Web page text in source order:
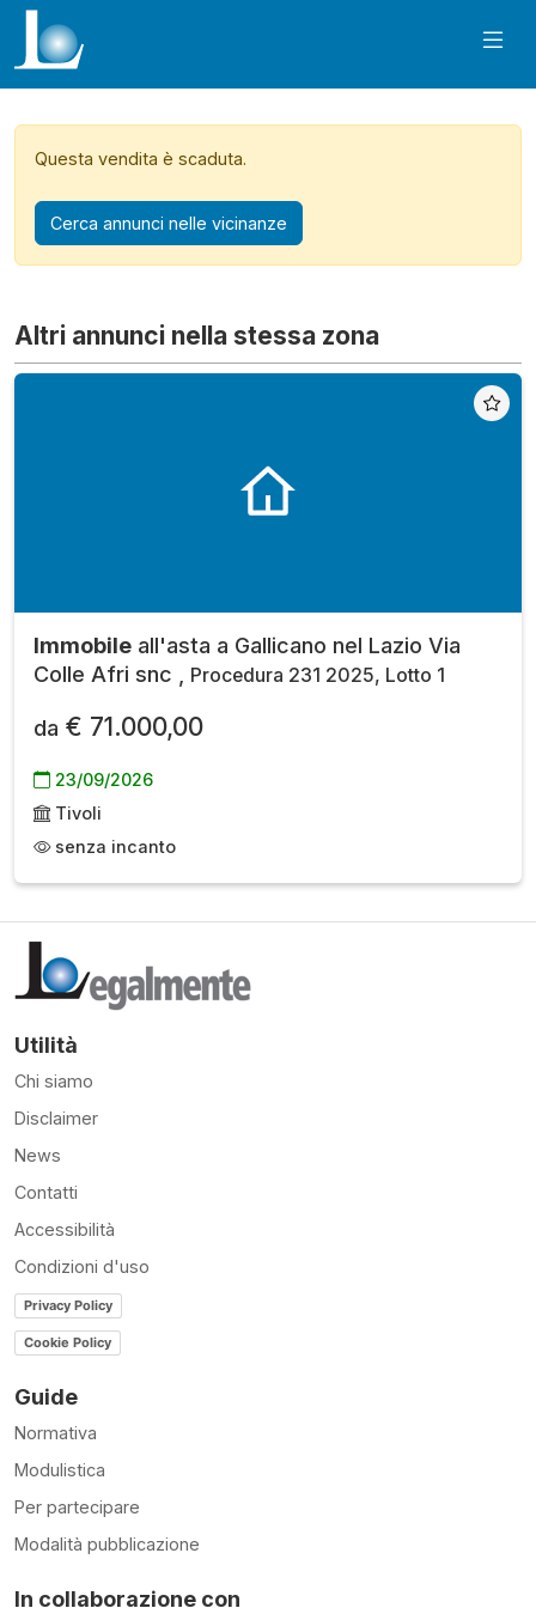
Questa vendita è scaduta.
Cerca annunci nelle vicinanze
Altri annunci nella stessa zona
Immobile all'asta a Gallicano nel Lazio Via
Colle Afri snc ,
Procedura 231 2025, Lotto 1
da € 71.000,00
23/09/2026
Tivoli
senza incanto
Utilità
Chi siamo
Disclaimer
News
Contatti
Accessibilità
Condizioni d'uso
Privacy Policy
Cookie Policy
Guide
Normativa
Modulistica
Per partecipare
Modalità pubblicazione
In collaborazione con